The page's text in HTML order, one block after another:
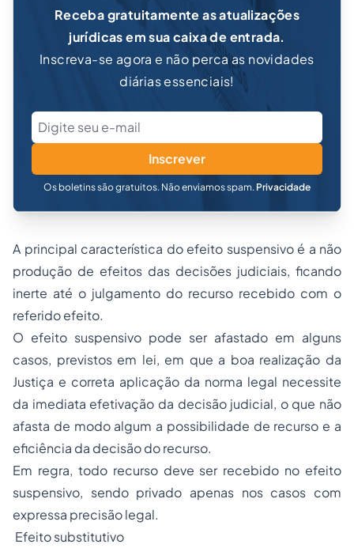
Receba gratuitamente as atualizações
jurídicas em sua caixa de entrada.
Inscreva-se agora e não perca as novidades
diárias essenciais!
Inscrever
Os boletins são gratuitos. Não enviamos spam. Privacidade
A principal característica do efeito suspensivo é a não
produção de efeitos das decisões judiciais, ficando
inerte até o julgamento do recurso recebido com o
referido efeito.
O efeito suspensivo pode ser afastado em alguns
casos, previstos em lei, em que a boa realização da
Justiça e correta aplicação da norma legal necessite
da imediata efetivação da decisão judicial, o que não
afasta de modo algum a possibilidade de recurso e a
eficiência da decisão do recurso.
Em regra, todo recurso deve ser recebido no efeito
suspensivo, sendo privado apenas nos casos com
expressa precisão legal.
Efeito substitutivo